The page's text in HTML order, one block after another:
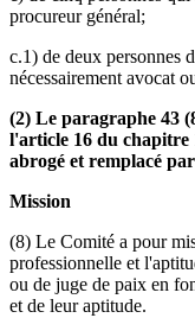
procureur général;
c.1) de deux personnes
nécessairement avocat
(2) Le paragraphe 43
l'article 16 du chapitre
abrogé et remplacé
Mission
(8) Le Comité a pour
professionnelle et
ou de juge de paix en
et de leur aptitude.